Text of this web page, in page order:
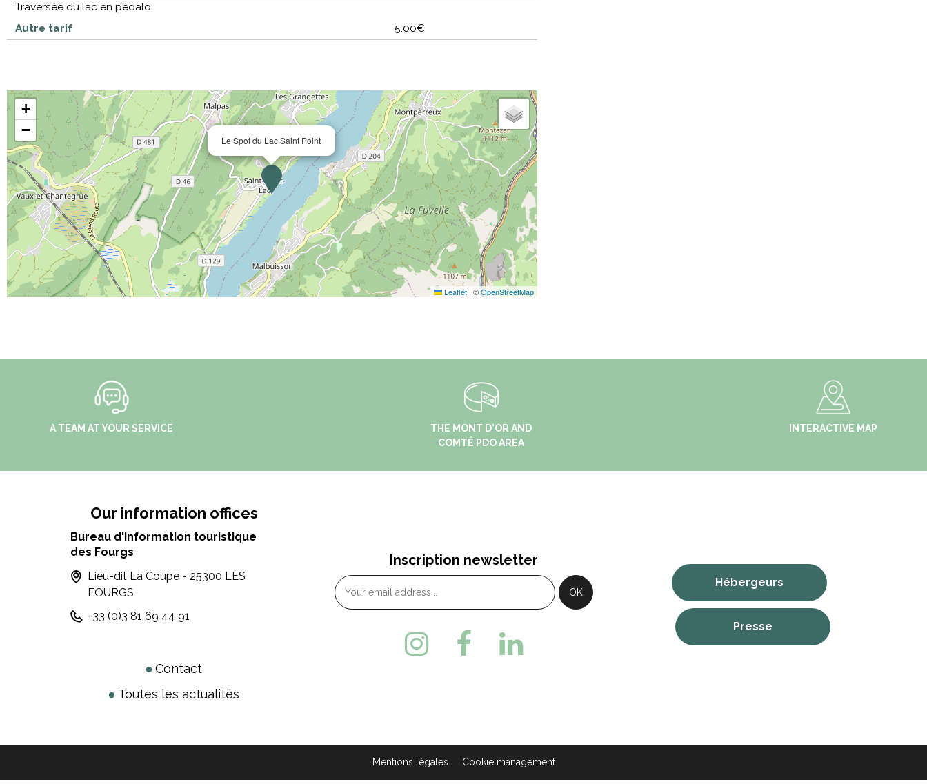
Traversée du lac en pédalo
Autre tarif
5.00€
Le Spot du Lac Saint Point
+
−
Leaflet | ©OpenStreetMap
A TEAM AT YOUR SERVICE
THE MONT D'OR AND
COMTÉ PDO AREA
INTERACTIVE MAP
Our information offices
Bureau d'information touristique
des Fourgs
Lieu-dit La Coupe - 25300 LES
FOURGS
+33 (0)3 81 69 44 91
Contact
Toutes les actualités
Inscription newsletter
Hébergeurs
Presse
Mentions légales Cookie management